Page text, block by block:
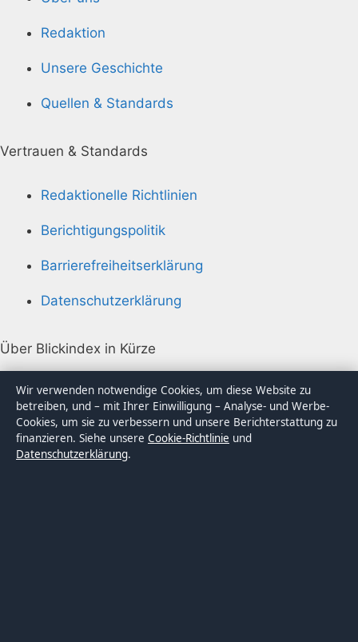
Redaktion
Unsere Geschichte
Quellen & Standards
Vertrauen & Standards
Redaktionelle Richtlinien
Berichtigungspolitik
Barrierefreiheitserklärung
Datenschutzerklärung
Über Blickindex in Kürze
Blickindex ist ein unabhängiger digitaler
Nachrichtenanbieter mit Fokus auf Politik, Wirtschaft,
Technik und Gesellschaft in Deutschland. Jeder Artikel
trägt eine Byline, wird von einem Redakteur geprüft
und vor der Veröffentlichung faktengecheckt.
Wir verwenden notwendige Cookies, um diese Website zu
betreiben, und – mit Ihrer Einwilligung – Analyse- und Werbe-
Cookies, um sie zu verbessern und unsere Berichterstattung zu
finanzieren. Siehe unsere Cookie-Richtlinie und
Datenschutzerklärung.